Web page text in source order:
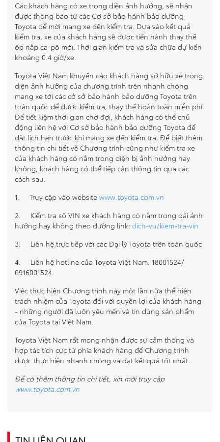
Các khách hàng có xe trong diện ảnh hưởng, sẽ nhận
được thông báo từ các Cơ sở bảo hành bảo dưỡng
Toyota để mời mang xe đến kiểm tra. Dựa vào kết quả
kiểm tra, xe của khách hàng sẽ được tiến hành thay thế
ốp nắp ca-pô mới. Thời gian kiểm tra và sửa chữa dự kiến
khoảng 0.4 giờ/xe.
Toyota Việt Nam khuyến cáo khách hàng sở hữu xe trong
diện ảnh hưởng của chương trình trên nhanh chóng
mang xe tới các cở sở bảo hành bảo dưỡng Toyota trên
toàn quốc để được kiểm tra, thay thế hoàn toàn miễn phí.
Để tiết kiệm thời gian chờ đợi, khách hàng có thể chủ
động liên hệ với Cơ sở bảo hành bảo dưỡng Toyota để
đặt lịch hẹn trước khi mang xe đến kiểm tra. Để biết thêm
thông tin chi tiết về Chương trình cũng như kiểm tra xe
của khách hàng có nằm trong diện bị ảnh hưởng hay
không, khách hàng có thể tiếp cận thông tin qua các
cách sau:
1. Truy cập vào website www.toyota.com.vn
2. Kiểm tra số VIN xe khách hàng có nằm trong dải ảnh
hưởng hay không theo đường link: dich-vu/kiem-tra-vin
3. Liên hệ trực tiếp với các Đại lý Toyota trên toàn quốc
4. Liên hệ hotline của Toyota Việt Nam: 18001524/
0916001524.
Việc thực hiện Chương trình này một lần nữa thể hiện
trách nhiệm của Toyota đối với quyền lợi của khách hàng
- những người đã luôn yêu mến và tin dùng sản phẩm
của Toyota tại Việt Nam.
Toyota Việt Nam rất mong nhận được sự cảm thông và
hợp tác tích cực từ phía khách hàng để Chương trình
được thực hiện nhanh chóng và đạt kết quả tốt nhất.
Để có thêm thông tin chi tiết, xin mời truy cập
www.toyota.com.vn